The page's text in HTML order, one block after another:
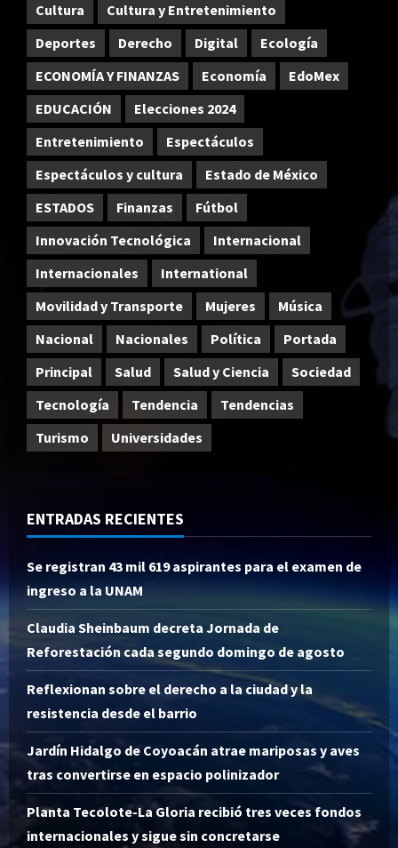
Cultura
Cultura y Entretenimiento
Deportes
Derecho Digital
Ecología
ECONOMÍA Y FINANZAS
Economía
EdoMex
EDUCACIÓN
Elecciones 2024
Entretenimiento
Espectáculos
Espectáculos y cultura
Estado de México
ESTADOS
Finanzas
Fútbol
Innovación Tecnológica
Internacional
Internacionales
International
Movilidad y Transporte
Mujeres
Música
Nacional
Nacionales Política
Portada
Principal
Salud Salud y Ciencia
Sociedad
Tecnología
Tendencia
Tendencias
Turismo
Universidades
ENTRADAS RECIENTES
Se registran 43 mil 619 aspirantes para el examen de
ingreso a la UNAM
Claudia Sheinbaum decreta Jornada de
Reforestación cada segundo domingo de agosto
Reflexionan sobre el derecho a la ciudad y la
resistencia desde el barrio
Jardín Hidalgo de Coyoacán atrae mariposas y aves
tras convertirse en espacio polinizador
Planta Tecolote-La Gloria recibió tres veces fondos
internacionales y sigue sin concretarse